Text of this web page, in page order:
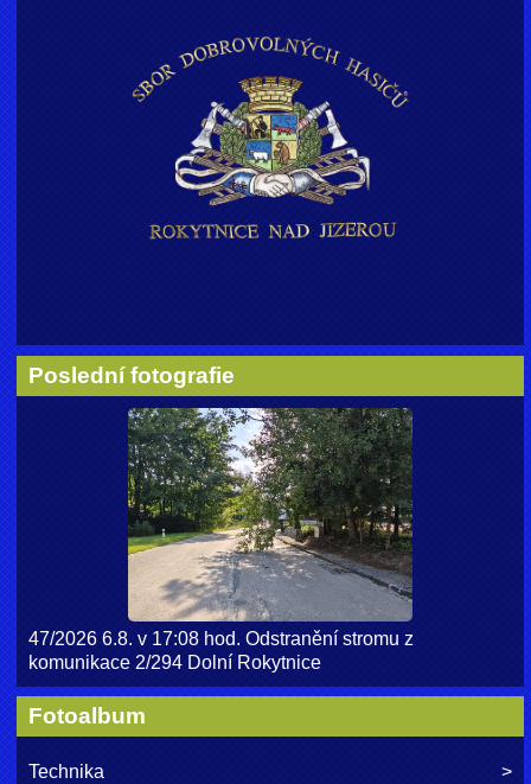
Poslední fotografie
47/2026 6.8. v 17:08 hod. Odstranění stromu z
komunikace 2/294 Dolní Rokytnice
Fotoalbum
Technika